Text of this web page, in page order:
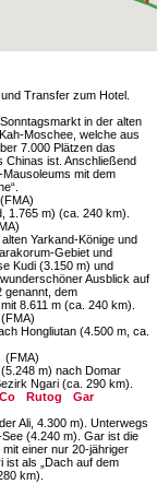
Transfer zum Hotel.
in der alten
Mo­schee, welche aus
7.000 Plätzen das
Chinas ist. Anschließend
mit dem
(FMA)
1.765 m) (ca. 240 km).
Yarkand-Kö­nige und
Gebiet und
Kudi (3.150 m) und
Ausblick auf
genannt, dem
8.611 m (ca. 240 km).
(FMA)
Hongliutan (4.500 m, ca.
(FMA)
m) nach Do­mar
Ngari (ca. 290 km).
Rutog
Gar
Ali, 4.300 m). Unter­wegs
(4.240 m). Gar ist die
einer nur 20-jähriger
ist als „Dach auf dem
km).